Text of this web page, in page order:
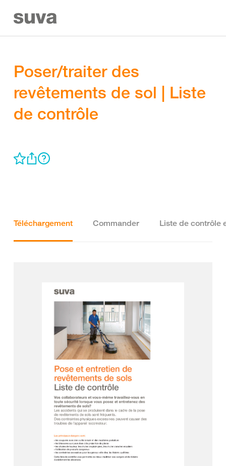
Poser/traiter des
revêtements de sol | Liste
de contrôle
Téléchargement Commander Liste de contrôle